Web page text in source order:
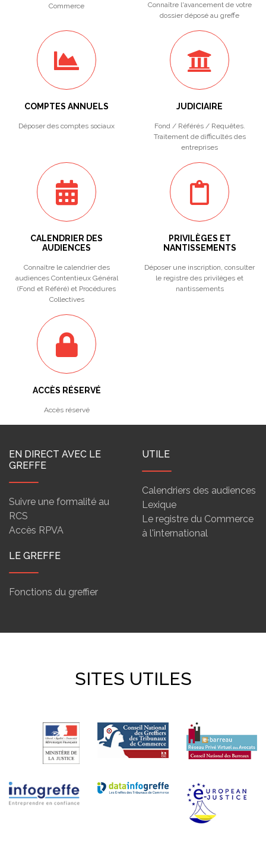
Commerce
Connaître l'avancement de votre
dossier déposé au greffe
COMPTES ANNUELS
Déposer des comptes sociaux
JUDICIAIRE
Fond / Référés / Requêtes.
Traitement de difficultés des
entreprises
CALENDRIER DES
AUDIENCES
Connaître le calendrier des
audiences Contentieux Général
(Fond et Référé) et Procédures
Collectives
PRIVILÈGES ET
NANTISSEMENTS
Déposer une inscription, consulter
le registre des privilèges et
nantissements
ACCÈS RÉSERVÉ
Accès réservé
EN DIRECT AVEC LE
GREFFE
Suivre une formalité au
RCS
Accès RPVA
UTILE
Calendriers des audiences
Lexique
Le registre du Commerce
à l'international
LE GREFFE
Fonctions du greffier
SITES UTILES